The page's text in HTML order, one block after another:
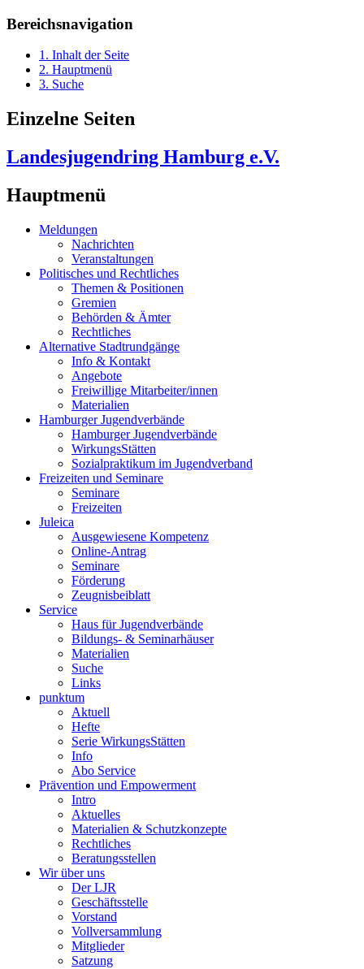
Bereichsnavigation
1. Inhalt der Seite
2. Hauptmenü
3. Suche
Einzelne Seiten
Landesjugendring Hamburg e.V.
Hauptmenü
Meldungen
Nachrichten
Veranstaltungen
Politisches und Rechtliches
Themen & Positionen
Gremien
Behörden & Ämter
Rechtliches
Alternative Stadtrundgänge
Info & Kontakt
Angebote
Freiwillige Mitarbeiter/innen
Materialien
Hamburger Jugendverbände
Hamburger Jugendverbände
WirkungsStätten
Sozialpraktikum im Jugendverband
Freizeiten und Seminare
Seminare
Freizeiten
Juleica
Ausgewiesene Kompetenz
Online-Antrag
Seminare
Förderung
Zeugnisbeiblatt
Service
Haus für Jugendverbände
Bildungs- & Seminarhäuser
Materialien
Suche
Links
punktum
Aktuell
Hefte
Serie WirkungsStätten
Info
Abo Service
Prävention und Empowerment
Intro
Aktuelles
Materialien & Schutzkonzepte
Rechtliches
Beratungsstellen
Wir über uns
Der LJR
Geschäftsstelle
Vorstand
Vollversammlung
Mitglieder
Satzung